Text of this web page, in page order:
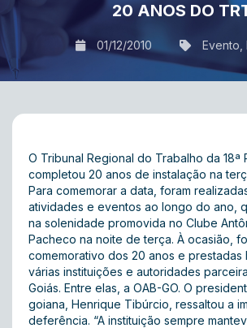
20 ANOS DO
01/12/2010 Evento
O Tribunal Regional do Trabalho da 18ª
completou 20 anos de instalação na
Para comemorar a data, foram
atividades e eventos ao longo do ano,
na solenidade promovida no Clube
Pacheco na noite de terça. À ocasião,
comemorativo dos 20 anos e prestadas
várias instituições e autoridades
Goiás. Entre elas, a OAB-GO. O
goiana, Henrique Tibúrcio, ressaltou a
deferência. “A instituição sempre